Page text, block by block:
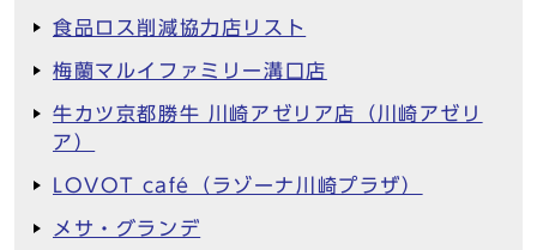
食品ロス削減協力店リスト
梅蘭マルイファミリー溝口店
牛カツ京都勝牛 川崎アゼリア店（川崎アゼリ
ア）
LOVOT café（ラゾーナ川崎プラザ）
メサ・グランデ